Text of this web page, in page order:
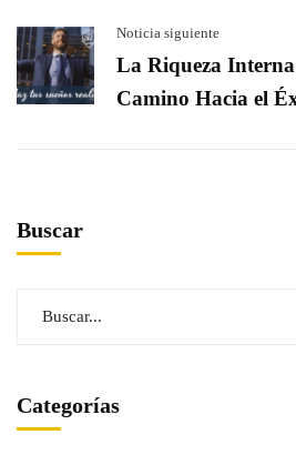
Noticia siguiente
La Riqueza
Camino Hacia el
Buscar
Categorías